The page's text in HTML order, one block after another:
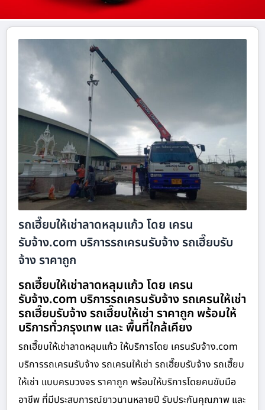
รถเฮี๊ยบให้เช่าลาดหลุมแก้ว โดย เครน
รับจ้าง.com บริการรถเครนรับจ้าง รถเฮี๊ยบรับ
จ้าง ราคาถูก
รถเฮี๊ยบให้เช่าลาดหลุมแก้ว โดย เครน
รับจ้าง.com บริการรถเครนรับจ้าง รถเครนให้เช่า
รถเฮี๊ยบรับจ้าง รถเฮี๊ยบให้เช่า ราคาถูก พร้อมให้
บริการทั่วกรุงเทพ และ พื้นที่ใกล้เคียง
รถเฮี๊ยบให้เช่าลาดหลุมแก้ว ให้บริการโดย เครนรับจ้าง.com
บริการรถเครนรับจ้าง รถเครนให้เช่า รถเฮี๊ยบรับจ้าง รถเฮี๊ยบ
ให้เช่า แบบครบวงจร ราคาถูก พร้อมให้บริการโดยคนขับมือ
อาชีพ ที่มีประสบการณ์ยาวนานหลายปี รับประกันคุณภาพ และ